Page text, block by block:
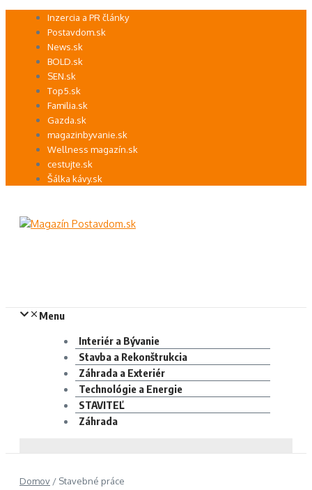
Preskočiť Inzercia a PR články
Postavdom.sk
News.sk
BOLD.sk
SEN.sk
Top5.sk
Familia.sk
Gazda.sk
magazinbyvanie.sk
Wellness magazín.sk
cestujte.sk
Šálka kávy.sk
Menu
Interiér a Bývanie
Stavba a Rekonštrukcia
Záhrada a Exteriér
Technológie a Energie
STAVITEĽ
Záhrada
Domov / Stavebné práce